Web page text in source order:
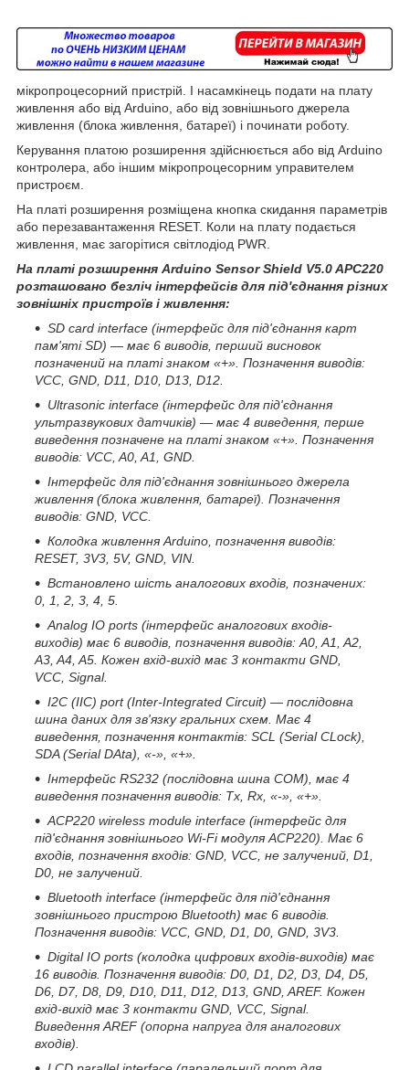
мікропроцесорний пристрій. І насамкінець подати на плату
живлення або від Arduino, або від зовнішнього джерела
живлення (блока живлення, батареї) і починати роботу.
Керування платою розширення здійснюється або від Arduino
контролера, або іншим мікропроцесорним управителем
пристроєм.
На платі розширення розміщена кнопка скидання параметрів
або перезавантаження RESET. Коли на плату подається
живлення, має загорітися світлодіод PWR.
На платі розширення Arduino Sensor Shield V5.0 APC220
розташовано безліч інтерфейсів для під'єднання різних
зовнішніх пристроїв і живлення:
SD card interface (інтерфейс для під'єднання карт
пам'яті SD) — має 6 виводів, перший висновок
позначений на платі знаком «+». Позначення виводів:
VCC, GND, D11, D10, D13, D12.
Ultrasonic interface (інтерфейс для під'єднання
ультразвукових датчиків) — має 4 виведення, перше
виведення позначене на платі знаком «+». Позначення
виводів: VCC, A0, A1, GND.
Інтерфейс для під'єднання зовнішнього джерела
живлення (блока живлення, батареї). Позначення
виводів: GND, VCC.
Колодка живлення Arduino, позначення виводів:
RESET, 3V3, 5V, GND, VIN.
Встановлено шість аналогових входів, позначених:
0, 1, 2, 3, 4, 5.
Analog IO ports (інтерфейс аналогових входів-
виходів) має 6 виводів, позначення виводів: A0, A1, A2,
A3, A4, A5. Кожен вхід-вихід має 3 контакти GND,
VCC, Signal.
I2C (IIC) port (Inter-Integrated Circuit) — послідовна
шина даних для зв'язку гральних схем. Має 4
виведення, позначення контактів: SCL (Serial CLock),
SDA (Serial DAta), «-», «+».
Інтерфейс RS232 (послідовна шина COM), має 4
виведення позначення виводів: Tx, Rx, «-», «+».
ACP220 wireless module interface (інтерфейс для
під'єднання зовнішнього Wi-Fi модуля ACP220). Має 6
входів, позначення входів: GND, VCC, не залучений, D1,
D0, не залучений.
Bluetooth interface (інтерфейс для під'єднання
зовнішнього пристрою Bluetooth) має 6 виводів.
Позначення виводів: VCC, GND, D1, D0, GND, 3V3.
Digital IO ports (колодка цифрових входів-виходів) має
16 виводів. Позначення виводів: D0, D1, D2, D3, D4, D5,
D6, D7, D8, D9, D10, D11, D12, D13, GND, AREF. Кожен
вхід-вихід має 3 контакти GND, VCC, Signal.
Виведення AREF (опорна напруга для аналогових
входів).